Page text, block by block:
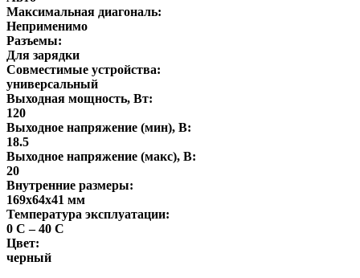
Максимальная диагональ:
Неприменимо
Разъемы:
Для зарядки
Совместимые устройства:
универсальный
Выходная мощность, Вт:
120
Выходное напряжение (мин), В:
18.5
Выходное напряжение (макс), В:
20
Внутренние размеры:
169x64x41 мм
Температура эксплуатации:
0 C – 40 C
Цвет:
черный